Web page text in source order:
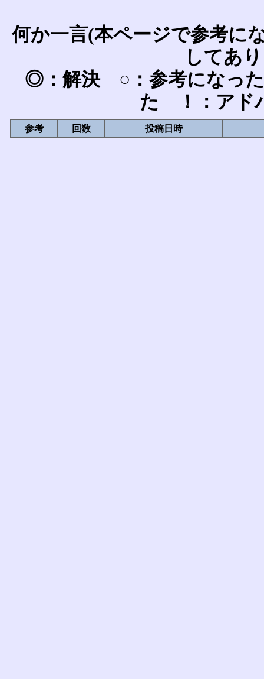
何か一言(本ページで参考に
してあ
◎：解決 ○：参考になっ
た ！：アド
参考 回数 投稿日時